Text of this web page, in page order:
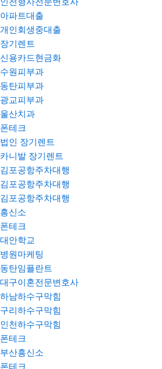
아파트대출
개인회생중대출
장기렌트
신용카드현금화
수원피부과
동탄피부과
광교피부과
울산치과
폰테크
법인 장기렌트
카니발 장기렌트
김포공항주차대행
김포공항주차대행
김포공항주차대행
흥신소
폰테크
대안학교
병원마케팅
동탄임플란트
대구이혼전문변호사
하남하수구막힘
구리하수구막힘
인천하수구막힘
폰테크
부산흥신소
폰테크